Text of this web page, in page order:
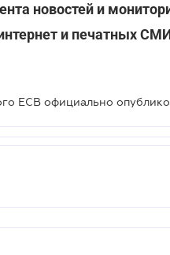
новостей и
и печатных
ЕСВ официально